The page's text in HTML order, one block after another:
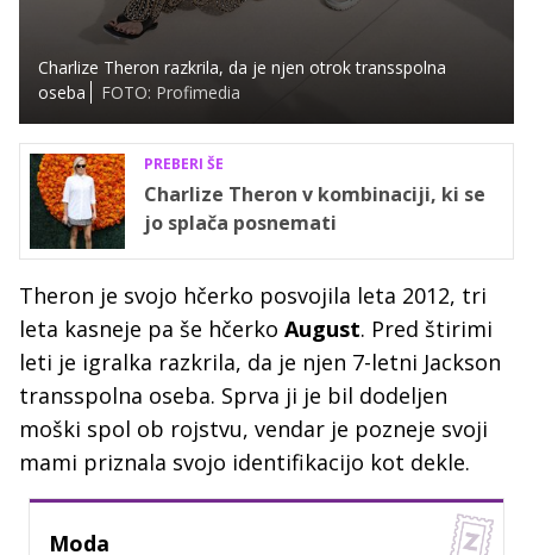
Charlize Theron razkrila, da je njen otrok transspolna
oseba
FOTO: Profimedia
PREBERI ŠE
Charlize Theron v kombinaciji, ki se
jo splača posnemati
Theron je svojo hčerko posvojila leta 2012, tri
leta kasneje pa še hčerko August. Pred štirimi
leti je igralka razkrila, da je njen 7-letni Jackson
transspolna oseba. Sprva ji je bil dodeljen
moški spol ob rojstvu, vendar je pozneje svoji
mami priznala svojo identifikacijo kot dekle.
Moda